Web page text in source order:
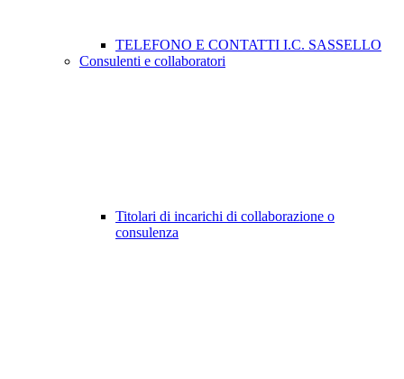
TELEFONO E CONTATTI I.C. SASSELLO
Consulenti e collaboratori
Titolari di incarichi di collaborazione o
consulenza